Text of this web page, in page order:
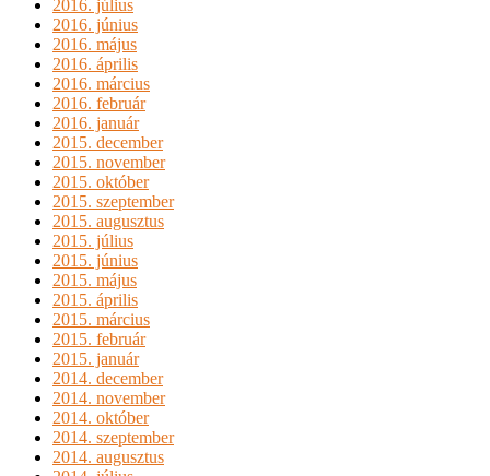
2016. július
2016. június
2016. május
2016. április
2016. március
2016. február
2016. január
2015. december
2015. november
2015. október
2015. szeptember
2015. augusztus
2015. július
2015. június
2015. május
2015. április
2015. március
2015. február
2015. január
2014. december
2014. november
2014. október
2014. szeptember
2014. augusztus